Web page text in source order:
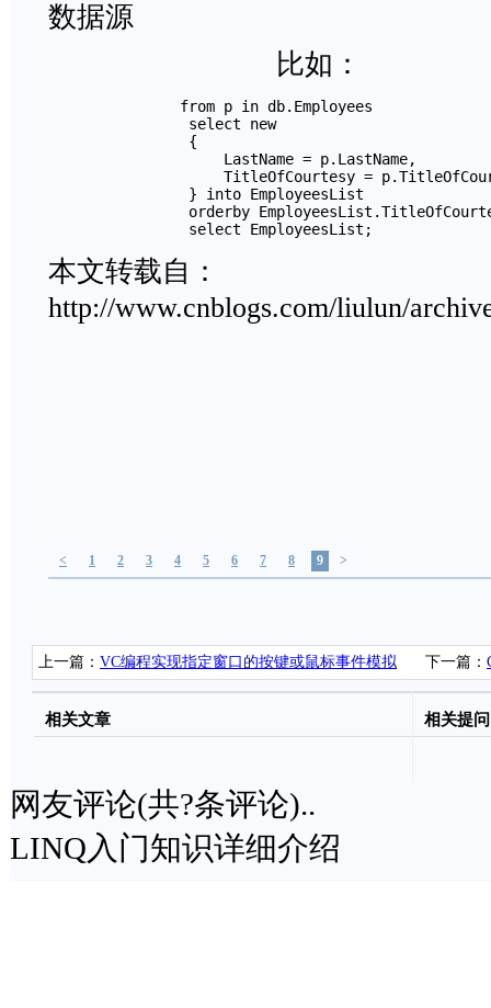
数据源
比如：
        　　　　from p in db.Employees
         　　　　select new
         　　　　{
             　　　　LastName = p.LastName,
　　　　TitleOfCourtesy =
         　　　　} into EmployeesList
　　　　orderby
         　　　　select EmployeesList;
本文转载自：
http://www.cnblogs.com/liulun/
< 1 2 3 4 5 6 7 8 9 >
上一篇： VC编程实现指定窗口的按键或鼠标事件模拟 下一篇：
Overview)
相关文章 相关提问
网友评论(共?条评论)..
LINQ入门知识详细介绍